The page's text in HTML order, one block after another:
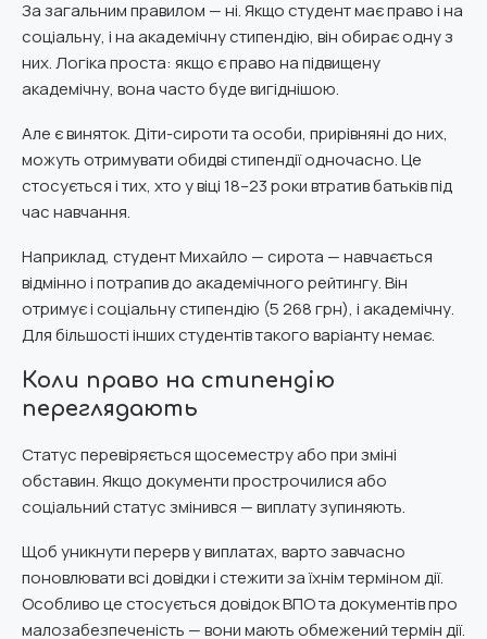
За загальним правилом — ні. Якщо студент має право і на
соціальну, і на академічну стипендію, він обирає одну з
них. Логіка проста: якщо є право на підвищену
академічну, вона часто буде вигіднішою.
Але є виняток. Діти-сироти та особи, прирівняні до них,
можуть отримувати обидві стипендії одночасно. Це
стосується і тих, хто у віці 18–23 роки втратив батьків під
час навчання.
Наприклад, студент Михайло — сирота — навчається
відмінно і потрапив до академічного рейтингу. Він
отримує і соціальну стипендію (5 268 грн), і академічну.
Для більшості інших студентів такого варіанту немає.
Коли право на стипендію
переглядають
Статус перевіряється щосеместру або при зміні
обставин. Якщо документи прострочилися або
соціальний статус змінився — виплату зупиняють.
Щоб уникнути перерв у виплатах, варто завчасно
поновлювати всі довідки і стежити за їхнім терміном дії.
Особливо це стосується довідок ВПО та документів про
малозабезпеченість — вони мають обмежений термін дії.